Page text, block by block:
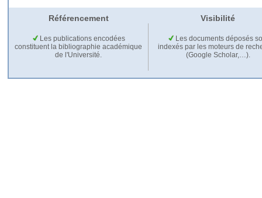
Référencement Visibilité
Les publications encodées
constituent la bibliographie académique
de l'Université.
Les documents déposés
indexés par les moteurs de
(Google Scholar,…).